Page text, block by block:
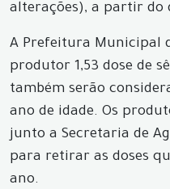
alterações), a partir do
A Prefeitura Municipal
produtor 1,53 dose de
também serão
ano de idade. Os
junto a Secretaria de
para retirar as doses
ano.